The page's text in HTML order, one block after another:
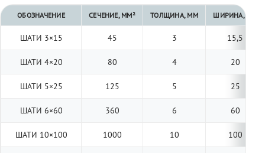
ОБОЗНАЧЕНИЕ СЕЧЕНИЕ, ММ² ТОЛЩИНА, ММ ШИРИНА, ММ
ШАТИ 3×15 45 3 15,5
ШАТИ 4×20 80 4 20
ШАТИ 5×25 125 5 25
ШАТИ 6×60 360 6 60
ШАТИ 10×100 1000 10 100